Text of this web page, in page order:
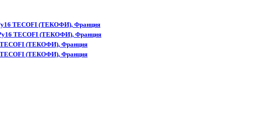
Ру16 TECOFI (ТЕКОФИ), Франция
Ру16 TECOFI (ТЕКОФИ), Франция
TECOFI (ТЕКОФИ), Франция
TECOFI (ТЕКОФИ), Франция